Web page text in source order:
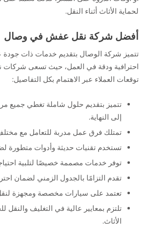
لحماية الأثاث أثناء النقل.
أفضل شركة نقل عفش في وصال
تتميز شركة الوصال بتقديم خدمات ذات جودة
احترافية ودقة في العمل، حيث تسعى شركات
توقعات العملاء عبر الاهتمام بكل التفاصيل:
تتميز بتقديم حلول شاملة تغطي جميع
إلى النهاية.
تمتلك فرق عمل مدربة للتعامل مع مختلف
تستخدم تقنيات حديثة وأدوات متطورة
توفر خدمات مصممة خصيصًا لتلبية
تقدم التزامًا بالجدول الزمني لضمان
تعتمد على سيارات مخصصة ومجهزة لنقل
تلتزم بمعايير عالية في التغليف
الأثاث.